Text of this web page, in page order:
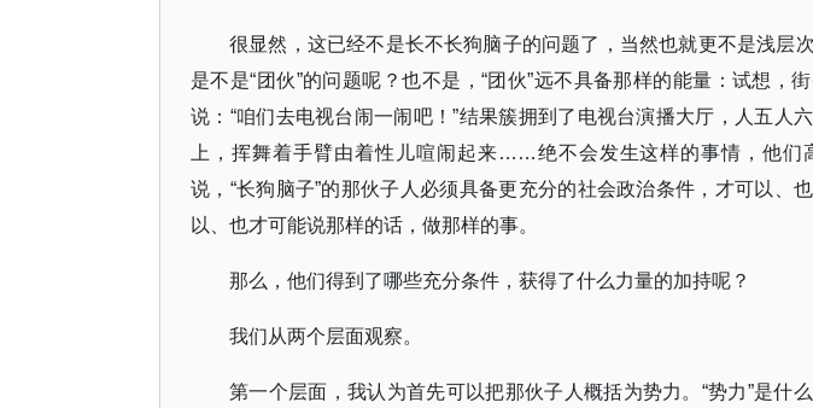
很显然，这已经不是长不长狗脑子的问题了，当然也就更不是浅层
是不是“团伙”的问题呢？也不是，“团伙”远不具备那样的能量：试想，
说：“咱们去电视台闹一闹吧！”结果簇拥到了电视台演播大厅，人五人
上，挥舞着手臂由着性儿喧闹起来……绝不会发生这样的事情，他们
说，“长狗脑子”的那伙子人必须具备更充分的社会政治条件，才可以、
以、也才可能说那样的话，做那样的事。
那么，他们得到了哪些充分条件，获得了什么力量的加持呢？
我们从两个层面观察。
第一个层面，我认为首先可以把那伙子人概括为势力。“势力”是什